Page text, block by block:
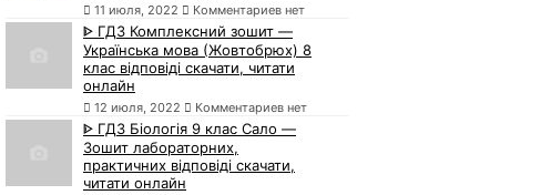
11 июля, 2022 Комментариев нет
ᐈ ГДЗ Комплексний зошит —
Українська мова (Жовтобрюх) 8
клас відповіді скачати, читати
онлайн
12 июля, 2022 Комментариев нет
ᐈ ГДЗ Біологія 9 клас Сало —
Зошит лабораторних,
практичних відповіді скачати,
читати онлайн